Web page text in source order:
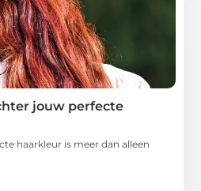
jouw perfecte
haarkleur is meer dan alleen